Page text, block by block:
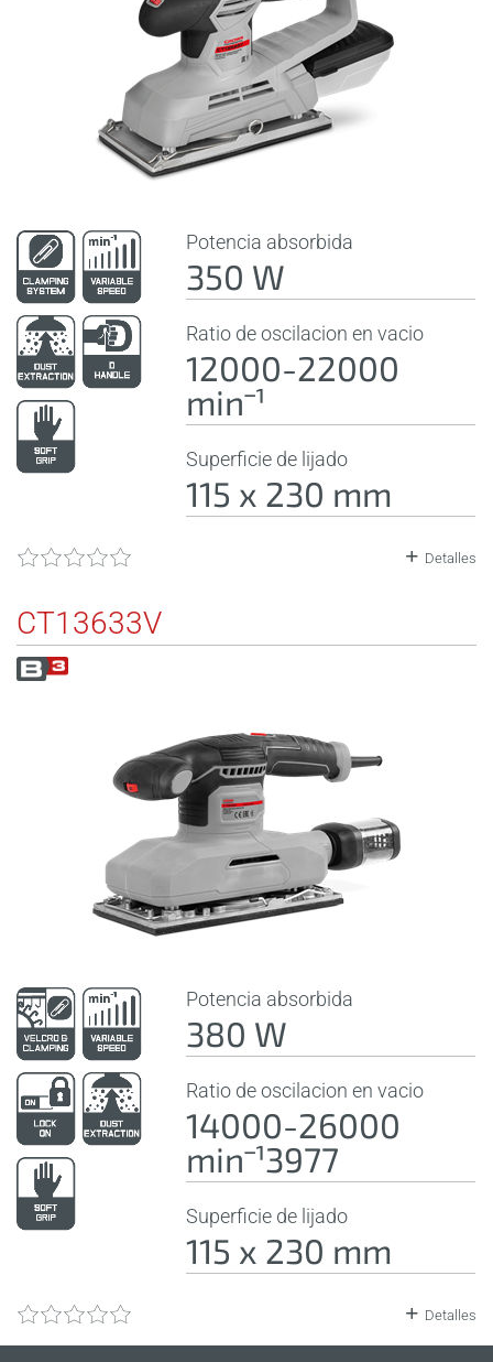
Potencia absorbida
350 W
Ratio de oscilacion en vacio
12000-22000
minˉ¹
Superficie de lijado
115 x 230 mm
Detalles
CT13633V
Potencia absorbida
380 W
Ratio de oscilacion en vacio
14000-26000
minˉ¹3977
Superficie de lijado
115 x 230 mm
Detalles